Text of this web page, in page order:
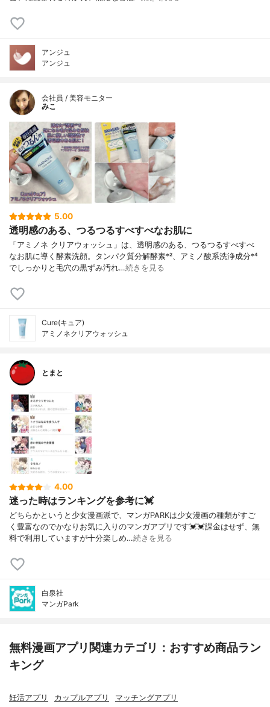
アンジュ
アンジュ
会社員 / 美容モニター
みこ
5.00
透明感のある、つるつるすべすべなお肌に
「アミノネ クリアウォッシュ」は、透明感のある、つるつるすべすべ
なお肌に導く酵素洗顔。タンパク質分解酵素*²、アミノ酸系洗浄成分*⁴
でしっかりと毛穴の黒ずみ汚れ…続きを見る
Cure(キュア)
アミノネクリアウォッシュ
とまと
4.00
迷った時はランキングを参考に💓
どちらかというと少女漫画派で、マンガPARKは少女漫画の種類がすご
く豊富なのでかなりお気に入りのマンガアプリです💓💓課金はせず、無
料で利用していますが十分楽しめ…続きを見る
白泉社
マンガPark
無料漫画アプリ関連カテゴリ：おすすめ商品ラン
キング
妊活アプリ カップルアプリ マッチングアプリ